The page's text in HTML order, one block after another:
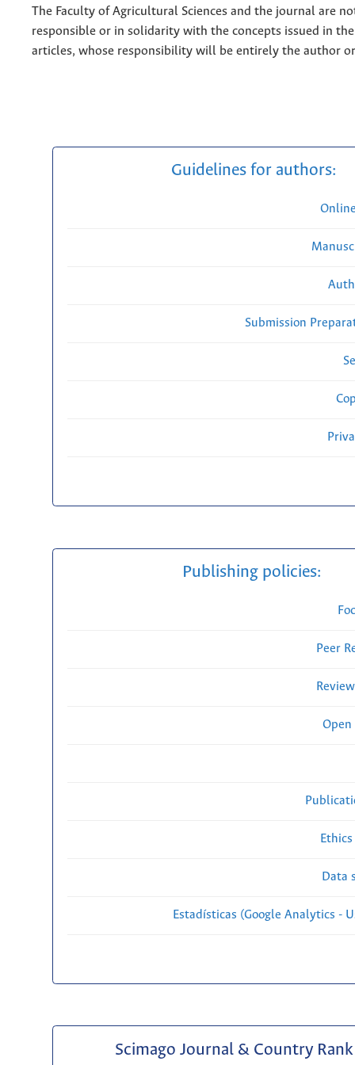
The Faculty of Agricultural Sciences and the journal are
responsible or in solidarity with the concepts issued in
articles, whose responsibility will be entirely the author
Guidelines for authors:
Submission
Publishing policies:
Peer
Open
Data
Estadísticas (Google Analytics -
Scimago Journal & Country Rank